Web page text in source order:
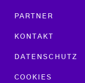
PARTNER
KONTAKT
DATENSCHUTZ
COOKIES